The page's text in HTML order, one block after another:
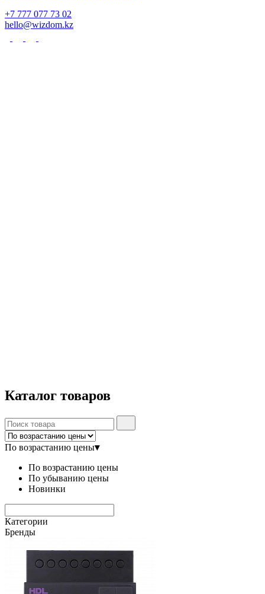
+7 777 077 73 02
hello@wizdom.kz
Каталог товаров
По возрастанию цены▾
По возрастанию цены
По убыванию цены
Новинки
Категории
Бренды